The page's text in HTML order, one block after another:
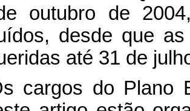
outubro de
desde que
até 31 de
cargos do Plano